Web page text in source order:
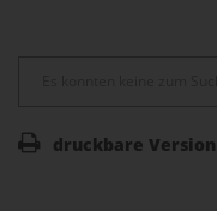
druckbare